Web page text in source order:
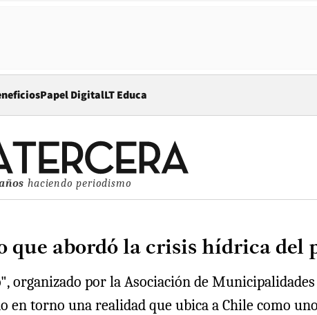
Papel DigitalOpens in new window
LT Educa
haciendo periodismo
abordó la crisis hídrica del
por la Asociación de
torno una realidad que ubica a Chile como